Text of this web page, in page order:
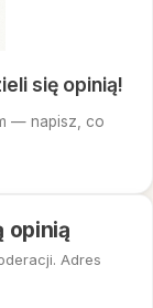
się opinią!
— napisz, co
opinią
Adres